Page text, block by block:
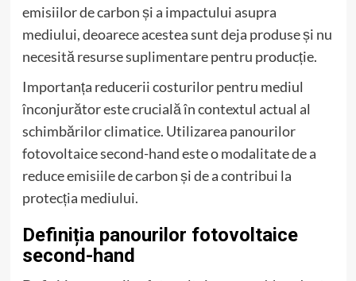
emisiilor de carbon și a impactului asupra
mediului, deoarece acestea sunt deja produse și nu
necesită resurse suplimentare pentru producție.
Importanța reducerii costurilor pentru mediul
înconjurător este crucială în contextul actual al
schimbărilor climatice. Utilizarea panourilor
fotovoltaice second-hand este o modalitate de a
reduce emisiile de carbon și de a contribui la
protecția mediului.
Definiția panourilor fotovoltaice
second-hand